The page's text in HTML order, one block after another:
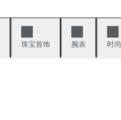
珠宝首饰 腕表 时尚